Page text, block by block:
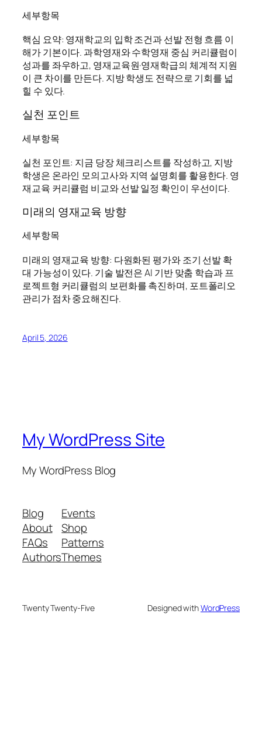
세부항목
핵심 요약: 영재학교의 입학 조건과 선발 전형 흐름 이
해가 기본이다. 과학영재와 수학영재 중심 커리큘럼이
성과를 좌우하고, 영재교육원·영재학급의 체계적 지원
이 큰 차이를 만든다. 지방 학생도 전략으로 기회를 넓
힐 수 있다.
실천 포인트
세부항목
실천 포인트: 지금 당장 체크리스트를 작성하고, 지방
학생은 온라인 모의고사와 지역 설명회를 활용한다. 영
재교육 커리큘럼 비교와 선발 일정 확인이 우선이다.
미래의 영재교육 방향
세부항목
미래의 영재교육 방향: 다원화된 평가와 조기 선발 확
대 가능성이 있다. 기술 발전은 AI 기반 맞춤 학습과 프
로젝트형 커리큘럼의 보편화를 촉진하며, 포트폴리오
관리가 점차 중요해진다.
April 5, 2026
My WordPress Site
My WordPress Blog
Blog
About
FAQs
Authors
Events
Shop
Patterns
Themes
Twenty Twenty-Five Designed withWordPress